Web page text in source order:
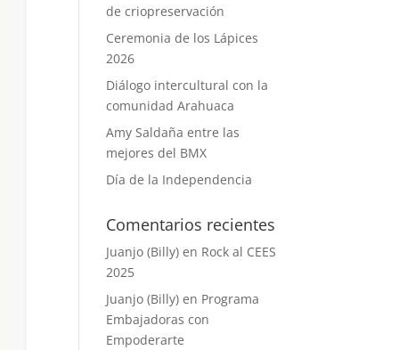
de criopreservación
Ceremonia de los Lápices
2026
Diálogo intercultural con la
comunidad Arahuaca
Amy Saldaña entre las
mejores del BMX
Día de la Independencia
Comentarios recientes
Juanjo (Billy) en Rock al CEES
2025
Juanjo (Billy) en Programa
Embajadoras con
Empoderarte